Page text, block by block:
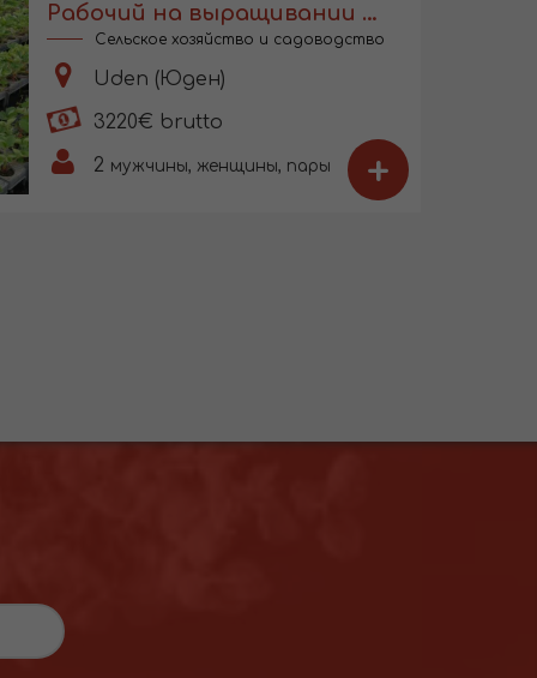
Рабочий на выращивании рассады в Голландии
Сельское хозяйство и садоводство
Uden (Юден)
3220€ brutto
2 мужчины, женщины, пары +